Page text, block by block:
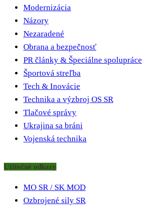
Modernizácia
Názory
Nezaradené
Obrana a bezpečnosť
PR články & Špeciálne spolupráce
Športová streľba
Tech & Inovácie
Technika a výzbroj OS SR
Tlačové správy
Ukrajina sa bráni
Vojenská technika
Užitočné odkazy
MO SR / SK MOD
Ozbrojené sily SR